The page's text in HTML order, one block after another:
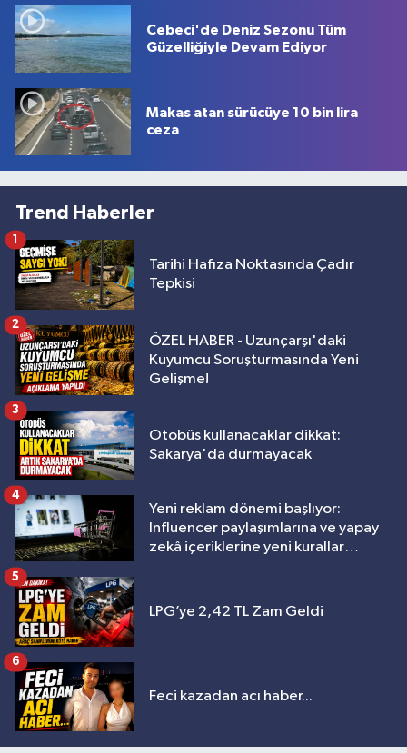
Cebeci'de Deniz Sezonu Tüm
Güzelliğiyle Devam Ediyor
Makas atan sürücüye 10 bin lira
ceza
Trend Haberler
Tarihi Hafıza Noktasında Çadır
Tepkisi
1
ÖZEL HABER - Uzunçarşı'daki
Kuyumcu Soruşturmasında Yeni
Gelişme!
2
Otobüs kullanacaklar dikkat:
Sakarya'da durmayacak
3
Yeni reklam dönemi başlıyor:
Influencer paylaşımlarına ve yapay
zekâ içeriklerine yeni kurallar
4
LPG’ye 2,42 TL Zam Geldi
5
Feci kazadan acı haber...
6